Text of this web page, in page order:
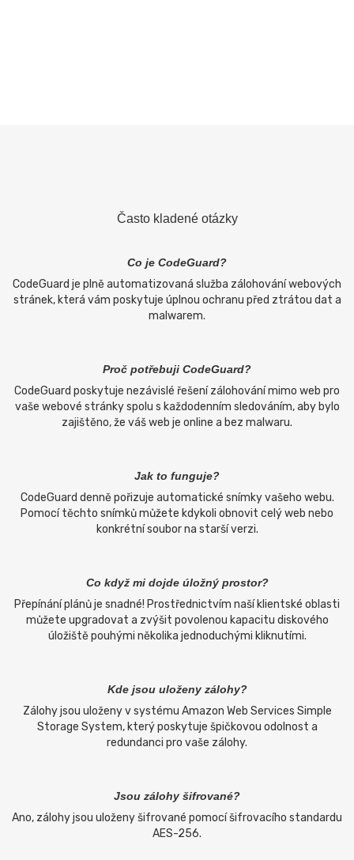
Často kladené otázky
Co je CodeGuard?
CodeGuard je plně automatizovaná služba zálohování webových
stránek, která vám poskytuje úplnou ochranu před ztrátou dat a
malwarem.
Proč potřebuji CodeGuard?
CodeGuard poskytuje nezávislé řešení zálohování mimo web pro
vaše webové stránky spolu s každodenním sledováním, aby bylo
zajištěno, že váš web je online a bez malwaru.
Jak to funguje?
CodeGuard denně pořizuje automatické snímky vašeho webu.
Pomocí těchto snímků můžete kdykoli obnovit celý web nebo
konkrétní soubor na starší verzi.
Co když mi dojde úložný prostor?
Přepínání plánů je snadné! Prostřednictvím naší klientské oblasti
můžete upgradovat a zvýšit povolenou kapacitu diskového
úložiště pouhými několika jednoduchými kliknutími.
Kde jsou uloženy zálohy?
Zálohy jsou uloženy v systému Amazon Web Services Simple
Storage System, který poskytuje špičkovou odolnost a
redundanci pro vaše zálohy.
Jsou zálohy šifrované?
Ano, zálohy jsou uloženy šifrované pomocí šifrovacího standardu
AES-256.